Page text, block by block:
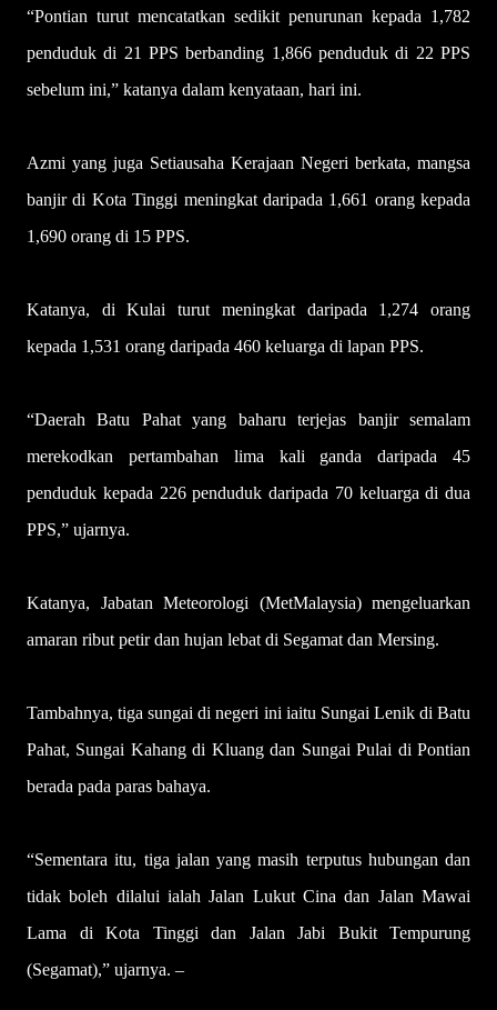
“Pontian turut mencatatkan sedikit penurunan kepada 1,782
penduduk di 21 PPS berbanding 1,866 penduduk di 22 PPS
sebelum ini,” katanya dalam kenyataan, hari ini.
Azmi yang juga Setiausaha Kerajaan Negeri berkata, mangsa
banjir di Kota Tinggi meningkat daripada 1,661 orang kepada
1,690 orang di 15 PPS.
Katanya, di Kulai turut meningkat daripada 1,274 orang
kepada 1,531 orang daripada 460 keluarga di lapan PPS.
“Daerah Batu Pahat yang baharu terjejas banjir semalam
merekodkan pertambahan lima kali ganda daripada 45
penduduk kepada 226 penduduk daripada 70 keluarga di dua
PPS,” ujarnya.
Katanya, Jabatan Meteorologi (MetMalaysia) mengeluarkan
amaran ribut petir dan hujan lebat di Segamat dan Mersing.
Tambahnya, tiga sungai di negeri ini iaitu Sungai Lenik di Batu
Pahat, Sungai Kahang di Kluang dan Sungai Pulai di Pontian
berada pada paras bahaya.
“Sementara itu, tiga jalan yang masih terputus hubungan dan
tidak boleh dilalui ialah Jalan Lukut Cina dan Jalan Mawai
Lama di Kota Tinggi dan Jalan Jabi Bukit Tempurung
(Segamat),” ujarnya. –